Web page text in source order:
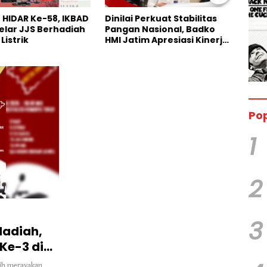
Stabilitas
Badko
Apresiasi Kinerja
Pengakuan Terbuka Kasus
Maling Sapi di Persidangan,
Pelaku Utama Justru
3 di
1
2
3